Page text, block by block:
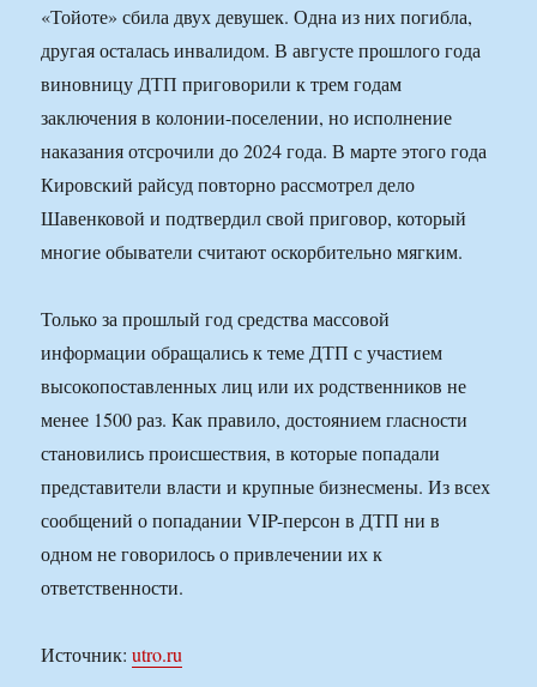
«Тойоте» сбила двух девушек. Одна из них погибла,
другая осталась инвалидом. В августе прошлого года
виновницу ДТП приговорили к трем годам
заключения в колонии-поселении, но исполнение
наказания отсрочили до 2024 года. В марте этого года
Кировский райсуд повторно рассмотрел дело
Шавенковой и подтвердил свой приговор, который
многие обыватели считают оскорбительно мягким.
Только за прошлый год средства массовой
информации обращались к теме ДТП с участием
высокопоставленных лиц или их родственников не
менее 1500 раз. Как правило, достоянием гласности
становились происшествия, в которые попадали
представители власти и крупные бизнесмены. Из всех
сообщений о попадании VIP-персон в ДТП ни в
одном не говорилось о привлечении их к
ответственности.
Источник:utro.ru